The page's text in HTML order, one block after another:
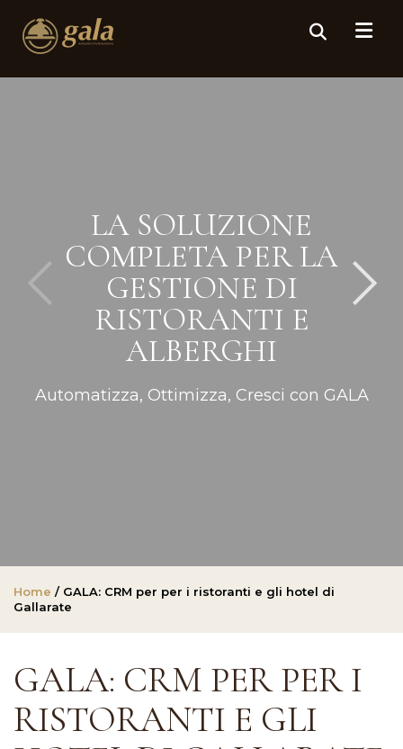
LA SOLUZIONE
COMPLETA PER LA
GESTIONE DI
RISTORANTI E
ALBERGHI
Automatizza, Ottimizza, Cresci con GALA
Home / GALA: CRM per per i ristoranti e gli hotel di
Gallarate
GALA: CRM PER PER I
RISTORANTI E GLI